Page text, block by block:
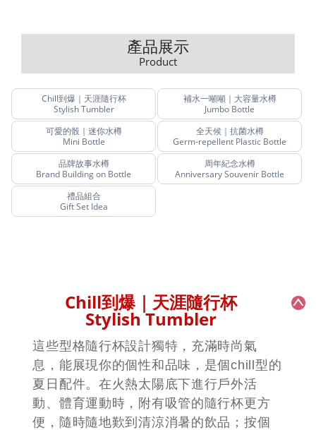
產品展示
Product
Chill到爆｜天涯隨行杯
Stylish Tumbler
補水一噸噸｜大容量水樽
Jumbo Bottle
可愛的骰｜迷你水樽
Mini Bottle
全天候｜抗菌水樽
Germ-repellent Plastic Bottle
品牌故事水樽
Brand Building on Bottle
周年紀念水樽
Anniversary Souvenir Bottle
禮品組合
Gift Set Idea
Chill到爆｜天涯隨行杯
Stylish Tumbler
這些型格隨行杯設計獨特，充滿時尚氣
息，能展現你的個性和品味，是個chill型的
夏日配件。在火熱太陽底下進行戶外活
動、體育運動時，附有吸管的隨行杯更方
便，隨時隨地歎到清涼消暑的飲品；按個